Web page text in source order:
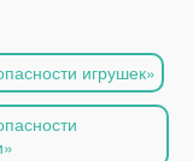
игрушек»